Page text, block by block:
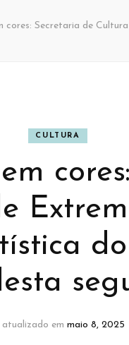
cores: Secretaria de
CULTURA
atualizado em maio 8, 2025